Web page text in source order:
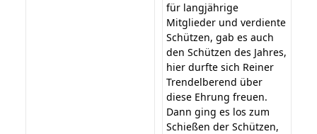
für langjährige
Mitglieder und verdiente
Schützen, gab es auch
den Schützen des Jahres,
hier durfte sich Reiner
Trendelberend über
diese Ehrung freuen.
Dann ging es los zum
Schießen der Schützen,